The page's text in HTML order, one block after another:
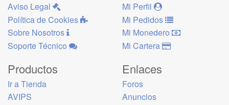
Aviso Legal
Política de Cookies
Sobre Nosotros
Soporte Técnico
Mi Perfil
Mi Pedidos
Mi Monedero
Mi Cartera
Productos
Ir a Tienda
AVIPS
Enlaces
Foros
Anuncios